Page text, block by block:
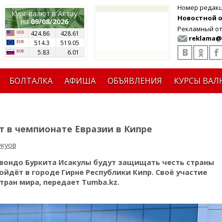
Курс валют в Актау
на09/08/2026
424.86
428.61
514.3
519.05
5.83
6.01
Номер
Новостной
Рекламный
БОЛТАЛКА АФИША ОБЪЯВЛЕНИЯ КУРСЫ
в чемпионате Евразии в Кипре
Буркита Исакулы будут защищать честь страны
в городе Гирне Республики Кипр. Своё участие
мира, передает Tumba.kz.